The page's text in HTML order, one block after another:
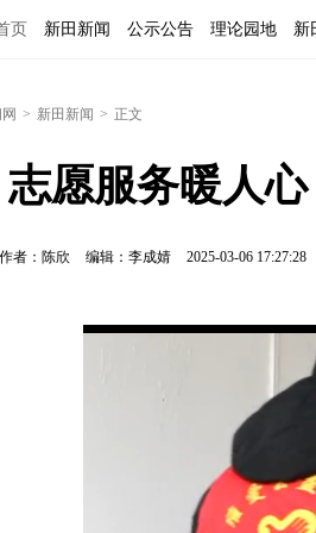
页 新田新闻 公示公告 理论园地 新
> 新田新闻 > 正文
愿服务暖人
作者：陈欣 编辑：李成婧 2025-03-06 17:27:28